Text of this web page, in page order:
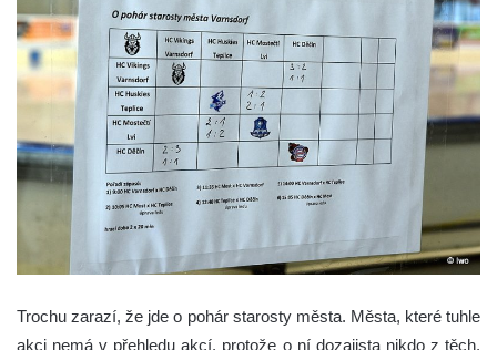
Trochu zarazí, že jde o pohár starosty města. Města, které tuhle
akci nemá v přehledu akcí, protože o ní dozajista nikdo z těch,